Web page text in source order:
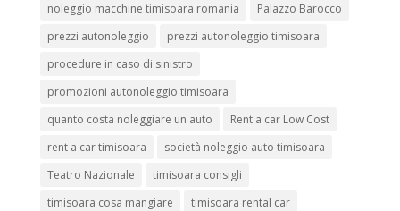
noleggio macchine timisoara romania
Palazzo Barocco
prezzi autonoleggio
prezzi autonoleggio timisoara
procedure in caso di sinistro
promozioni autonoleggio timisoara
quanto costa noleggiare un auto
Rent a car Low Cost
rent a car timisoara
società noleggio auto timisoara
Teatro Nazionale
timisoara consigli
timisoara cosa mangiare
timisoara rental car